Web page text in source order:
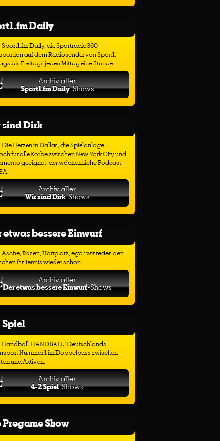
Daily
Sport1.fm Daily, die Sportradio360-
auf dem Radiosender von Sport1,
bis Freitags jeden Mittag eine Stunde.
Archiv aller
Sport1.fm Daily-Shows
sind Dirk
Die Herzen in Dallas, die Spielanlage
für alle Körbe zwischen New York City und
geeignet: der wöchentliche Podcast
Archiv aller
Wir sind Dirk-Shows
etwas bessere Einwurf
Asche, Rasen, Hartplatz, egal: wir reden den
ihr Tennis wieder schön.
Archiv aller
Der etwas bessere Einwurf-Shows
Handball. HANDBALL! Deutschlands
Nummer 1 im Doppelpass zwischen
und Aktiven.
Archiv aller
4-2 Spiel-Shows
Show